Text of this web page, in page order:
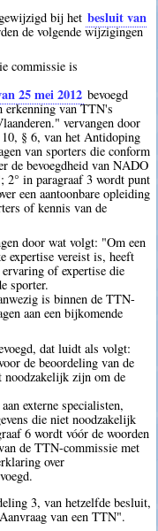
bij het besluit van
de volgende wijzigingen
commissie is
25 mei 2012 bevoegd
erkenning van TTN's
vervangen door
§ 6, van het Antidoping
van sporters die conform
de bevoegdheid van NADO
2° in paragraaf 3 wordt punt
een aantoonbare opleiding
of kennis van de
door wat volgt: "Om een
expertise vereist is, heeft
of expertise die
sporter.
is binnen de TTN-
aan een bijkomende
dat luidt als volgt:
de beoordeling van de
noodzakelijk zijn om de
externe specialisten,
die niet noodzakelijk
6 wordt vóór de woorden
de TTN-commissie met
over
3, van hetzelfde besluit,
van een TTN".